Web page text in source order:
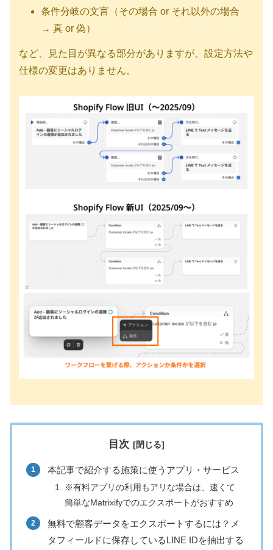
条件分岐の文言（その場合 or それ以外の場合
→ 真 or 偽）
など、見た目が異なる部分がありますが、設定方法や
仕様の変更はありません。
目次
本記事で紹介する施策に使うアプリ・サービス
※有料アプリの利用もアリな場合は、速くて
簡単なMatrixifyでのエクスポートがおすすめ
無料で顧客データをエクスポートするには？メ
タフィールドに保存しているLINE IDを抽出する